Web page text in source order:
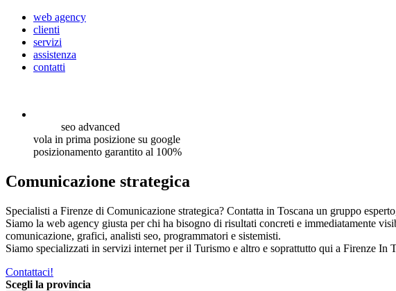
web agency
clienti
servizi
assistenza
contatti
seo advanced
vola in prima posizione su google
posizionamento garantito al 100%
Comunicazione strategica
Specialisti a Firenze di Comunicazione strategica? Contatta in Toscana un gruppo
Siamo la web agency giusta per chi ha bisogno di risultati concreti e immediatamente
comunicazione, grafici, analisti seo, programmatori e sistemisti.
Siamo specializzati in servizi internet per il Turismo e altro e soprattutto qui a Firenze
Contattaci!
Scegli la provincia